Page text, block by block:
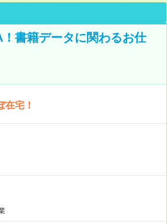
書籍データに関わるお仕
宅！